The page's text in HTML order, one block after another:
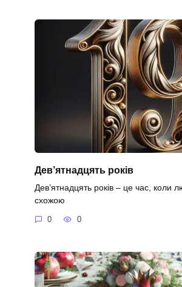
Дев’ятнадцять років
Дев’ятнадцять років – це час, коли
схожою
0 0